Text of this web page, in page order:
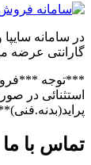
در سامانه
گارانتی عرضه
استثنائی در
تماس با ما